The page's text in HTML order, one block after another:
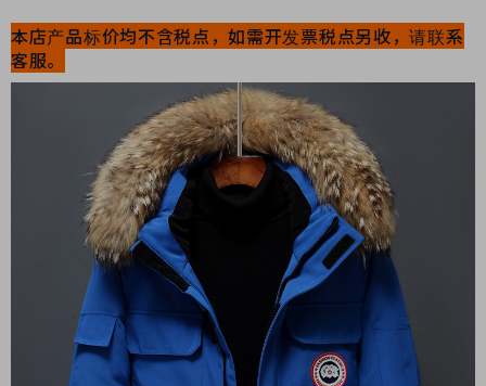
本店产品标价均不含税点，如需开发票税点另收，请联系
客服。